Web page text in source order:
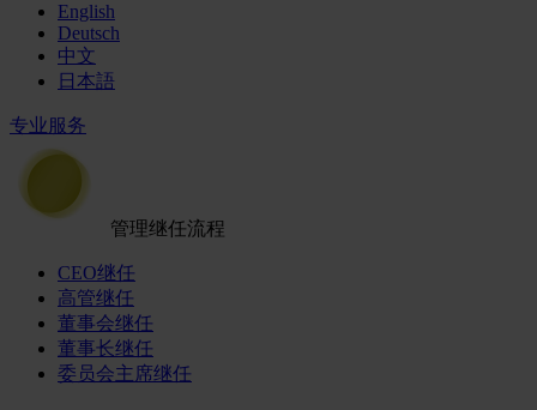
English
Deutsch
中文
日本語
专业服务
管理继任流程
CEO继任
高管继任
董事会继任
董事长继任
委员会主席继任